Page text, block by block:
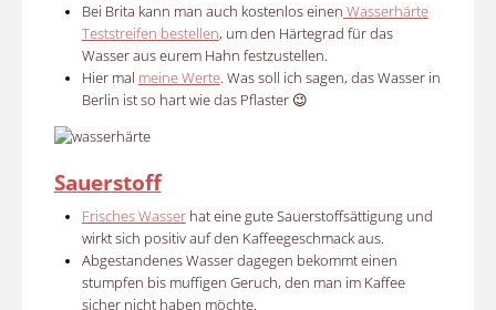
Bei Brita kann man auch kostenlos einen Wasserhärte
Teststreifen bestellen, um den Härtegrad für das
Wasser aus eurem Hahn festzustellen.
Hier mal meine Werte. Was soll ich sagen, das Wasser in
Berlin ist so hart wie das Pflaster 😉
Sauerstoff
Frisches Wasserhat eine gute Sauerstoffsättigung und
wirkt sich positiv auf den Kaffeegeschmack aus.
Abgestandenes Wasser dagegen bekommt einen
stumpfen bis muffigen Geruch, den man im Kaffee
sicher nicht haben möchte.